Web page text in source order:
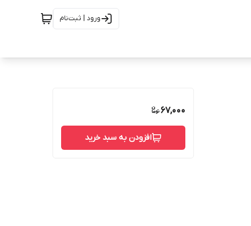
ورود | ثبت‌نام
67,000
افزودن به سبد خرید